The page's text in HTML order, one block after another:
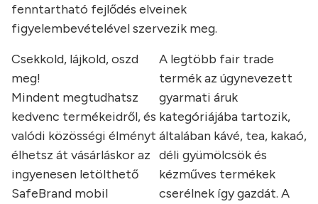
fenntartható fejlődés elveinek
figyelembevételével szervezik meg.
Csekkold, lájkold, oszd
meg!
Mindent megtudhatsz
kedvenc termékeidről, és
valódi közösségi élményt
élhetsz át vásárláskor az
ingyenesen letölthető
SafeBrand mobil
A legtöbb fair trade
termék az úgynevezett
gyarmati áruk
kategóriájába tartozik,
általában kávé, tea, kakaó,
déli gyümölcsök és
kézműves termékek
cserélnek így gazdát. A